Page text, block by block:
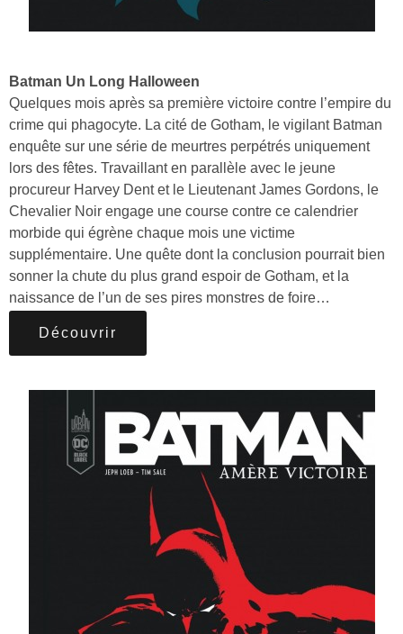
Batman Un Long Halloween
Quelques mois après sa première victoire contre l’empire du
crime qui phagocyte. La cité de Gotham, le vigilant Batman
enquête sur une série de meurtres perpétrés uniquement
lors des fêtes. Travaillant en parallèle avec le jeune
procureur Harvey Dent et le Lieutenant James Gordons, le
Chevalier Noir engage une course contre ce calendrier
morbide qui égrène chaque mois une victime
supplémentaire. Une quête dont la conclusion pourrait bien
sonner la chute du plus grand espoir de Gotham, et la
naissance de l’un de ses pires monstres de foire…
Découvrir